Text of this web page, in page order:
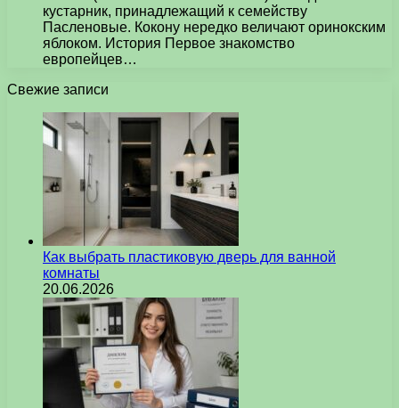
кустарник, принадлежащий к семейству
Пасленовые. Кокону нередко величают оринокским
яблоком. История Первое знакомство
европейцев…
Свежие записи
Как выбрать пластиковую дверь для ванной
комнаты
20.06.2026